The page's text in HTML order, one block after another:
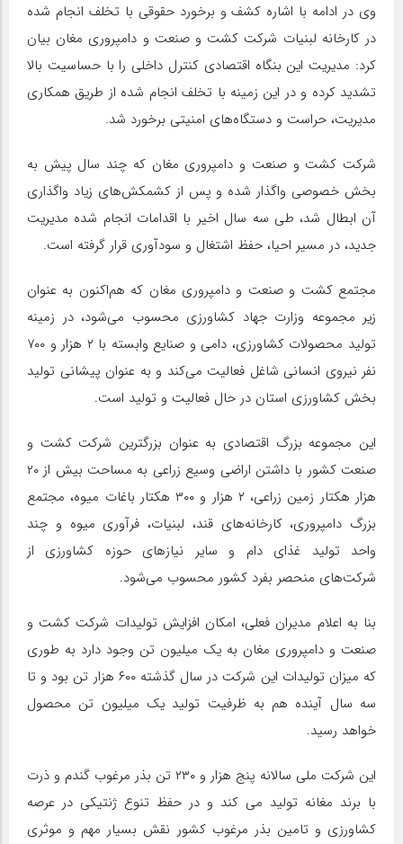
وی در ادامه با اشاره کشف و برخورد حقوقی با تخلف انجام شده
در کارخانه لبنیات شرکت کشت و صنعت و دامپروری مغان بیان
کرد: مدیریت این بنگاه اقتصادی کنترل داخلی را با حساسیت بالا
تشدید کرده و در این زمینه با تخلف انجام شده از طریق همکاری
مدیریت، حراست و دستگاه‌های امنیتی برخورد شد.
شرکت کشت و صنعت و دامپروری مغان که چند سال پیش به
بخش خصوصی واگذار شده و پس از کشمکش‌های زیاد واگذاری
آن ابطال شد، طی سه سال اخیر با اقدامات انجام شده مدیریت
جدید، در مسیر احیا، حفظ اشتغال و سودآوری قرار گرفته است.
مجتمع کشت و صنعت و دامپروری مغان که هم‌اکنون به عنوان
زیر مجموعه وزارت جهاد کشاورزی محسوب می‌شود، در زمینه
تولید محصولات کشاورزی، دامی و صنایع وابسته با ۲ هزار و ۷۰۰
نفر نیروی انسانی شاغل فعالیت می‌کند و به عنوان پیشانی تولید
بخش کشاورزی استان در حال فعالیت و تولید است.
این مجموعه بزرگ اقتصادی به عنوان بزرگترین شرکت کشت و
صنعت کشور با داشتن اراضی وسیع زراعی به مساحت بیش از ۲۰
هزار هکتار زمین زراعی، ۲ هزار و ۳۰۰ هکتار باغات میوه، مجتمع
بزرگ دامپروری، کارخانه‌های قند، لبنیات، فرآوری میوه و چند
واحد تولید غذای دام و سایر نیازهای حوزه کشاورزی از
شرکت‌های منحصر بفرد کشور محسوب می‌شود.
بنا به اعلام مدیران فعلی، امکان افزایش تولیدات شرکت کشت و
صنعت و دامپروری مغان به یک میلیون تن وجود دارد به طوری
که میزان تولیدات این شرکت در سال گذشته ۶۰۰ هزار تن بود و تا
سه سال آینده هم به ظرفیت تولید یک میلیون تن محصول
خواهد رسید.
این شرکت ملی سالانه پنج هزار و ۲۳۰ تن بذر مرغوب گندم و ذرت
با برند مغانه تولید می کند و در حفظ تنوع ژنتیکی در عرصه
کشاورزی و تامین بذر مرغوب کشور نقش بسیار مهم و موثری